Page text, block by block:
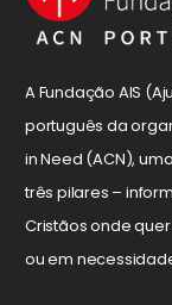
A Fundação AIS
português da
in Need (ACN),
três pilares –
Cristãos onde
ou em